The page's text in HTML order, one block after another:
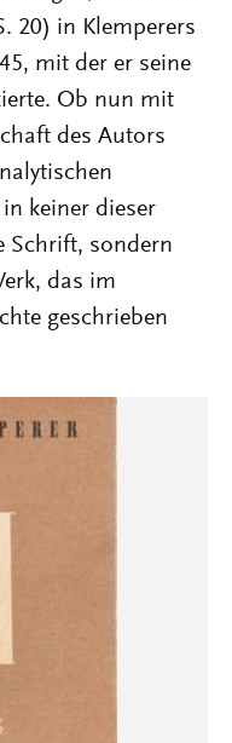
20) in Klemperers
mit der er seine
Ob nun mit
des Autors
keiner dieser
Schrift, sondern
das im
geschrieben